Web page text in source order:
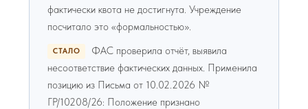
фактически квота не достигнута. Учреждение
посчитало это «формальностью».
СТАЛО
ФАС проверила отчёт, выявила
несоответствие фактических данных. Применила
позицию из Письма от 10.02.2026 №
ГР/10208/26: Положение признано